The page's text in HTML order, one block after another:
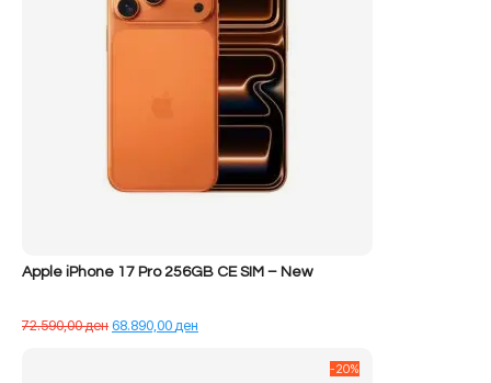
Apple iPhone 17 Pro 256GB CE SIM – New
72.590,00денÇmimi
68.890,00ден
-20%